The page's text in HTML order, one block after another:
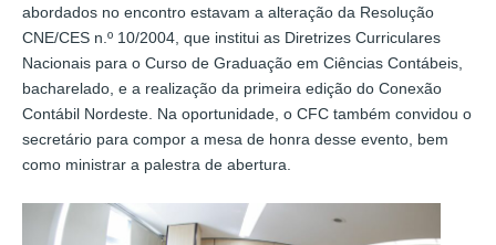
abordados no encontro estavam a alteração da Resolução
CNE/CES n.º 10/2004, que institui as Diretrizes Curriculares
Nacionais para o Curso de Graduação em Ciências Contábeis,
bacharelado, e a realização da primeira edição do Conexão
Contábil Nordeste. Na oportunidade, o CFC também convidou o
secretário para compor a mesa de honra desse evento, bem
como ministrar a palestra de abertura.